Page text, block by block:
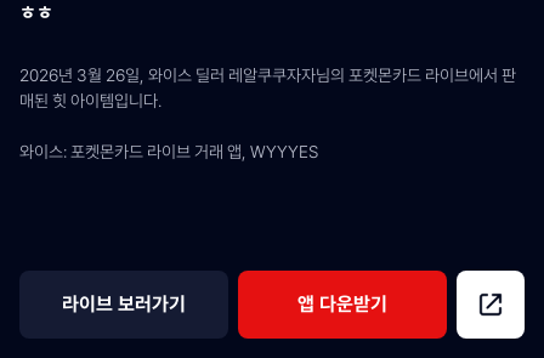
ㅎㅎ
2026년 3월 26일, 와이스 딜러 레알쿠쿠자자님의 포켓몬카드 라이브에서 판
매된 힛 아이템입니다.
와이스: 포켓몬카드 라이브 거래 앱, WYYYES
라이브 보러가기 앱 다운받기